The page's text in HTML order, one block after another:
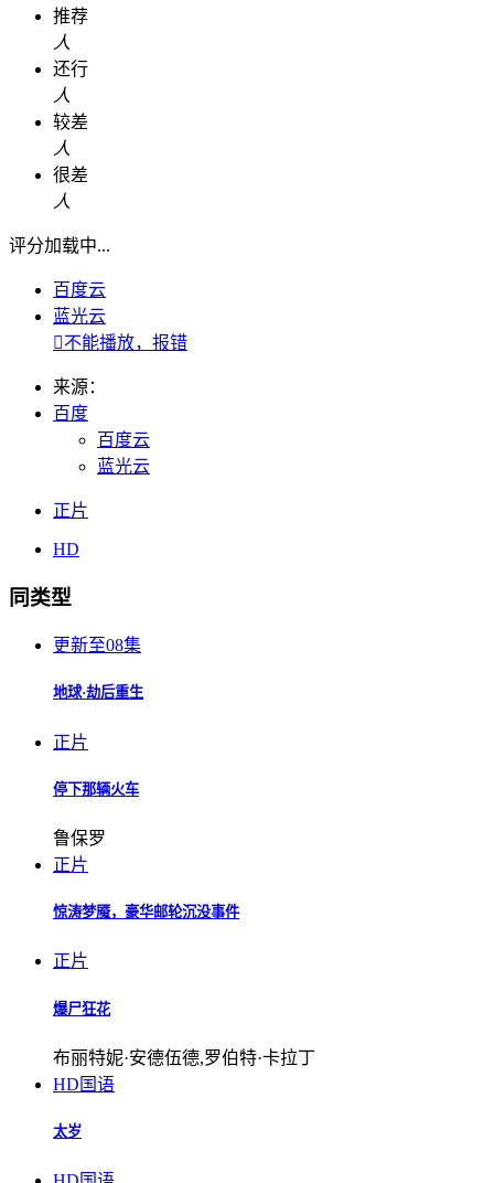
推荐
人
还行
人
较差
人
很差
人
评分加载中...
百度云
蓝光云
不能播放，报错
来源：
百度
百度云
蓝光云
正片
HD
同类型
更新至08集
地球·劫后重生
正片
停下那辆火车
鲁保罗
正片
惊涛梦魇，豪华邮轮沉没事件
正片
爆尸狂花
布丽特妮·安德伍德,罗伯特·卡拉丁
HD国语
太岁